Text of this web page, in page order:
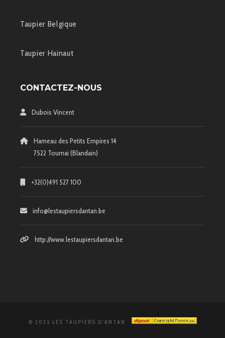
Taupier Belgique
Taupier Hainaut
CONTACTEZ-NOUS
Dubois Vincent
Hameau des Petits Empires 14
7522 Tournai (Blandain)
+32(0)491 527 100
info@lestaupiersdantan.be
http://www.lestaupiersdantan.be
© 2025 LES TAUPIERS D'ANTAN